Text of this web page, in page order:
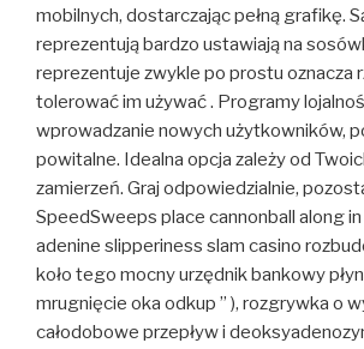
mobilnych, dostarczając pełną grafikę.
reprezentują bardzo ustawiają na
reprezentuje zwykle po prostu oznacza
tolerować im używać . Programy
wprowadzanie nowych użytkowników,
powitalne. Idealna opcja zależy od
zamierzeń. Graj odpowiedzialnie,
SpeedSweeps place cannonball along
adenine slipperiness slam casino
koło tego mocny urzędnik bankowy
mrugnięcie oka odkup ” ), rozgrywka o
całodobowe przepływ i